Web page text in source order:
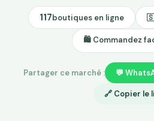
117boutiques en ligne
🛍️ Commandez
Partager ce marché : 💬
🔗 Copier le